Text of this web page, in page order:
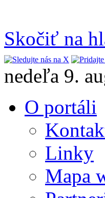
Skočiť na
nedeľa 9.
O portáli
Linky
Mapa